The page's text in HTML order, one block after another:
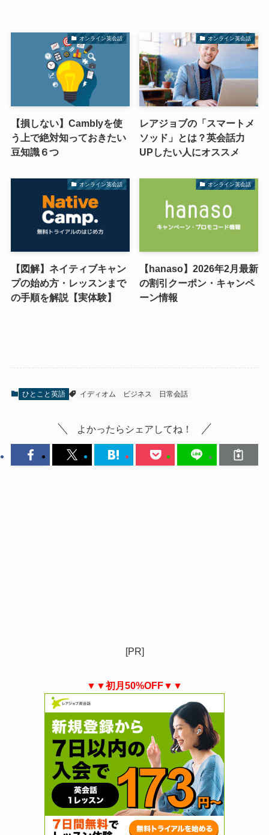
オンライン英会話
【損しない】Camblyを使
う上で絶対知っておきたい
豆知識６つ
オンライン英会話
レアジョブの「スマートメ
ソッド」とは？英会話力
UPしたい人にオススメ
オンライン英会話
【図解】ネイティブキャン
プの始め方・レッスンまで
の手順を解説【実体験】
オンライン英会話
【hanaso】2026年2月最新
の割引クーポン・キャンペ
ーン情報
ひとこと英語 イディオム ビジネス 日常会話
よかったらシェアしてね！
[PR]
▼▼初月50%OFF▼▼